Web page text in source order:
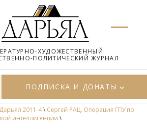
ХУДОЖЕСТВЕННЫЙ
ПОЛИТИЧЕСКИЙ ЖУРНАЛ
ПОДПИСКА И ДОНАТЫ
Дарьял 2011-4\ Сергей РАЦ. Операция ГПУ по
интеллигенции \